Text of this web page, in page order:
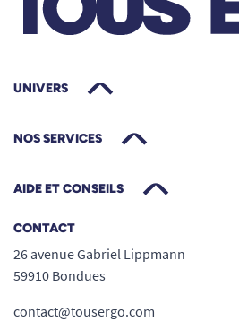
UNIVERS
NOS SERVICES
AIDE ET CONSEILS
CONTACT
26 avenue Gabriel Lippmann
59910 Bondues
contact@tousergo.com